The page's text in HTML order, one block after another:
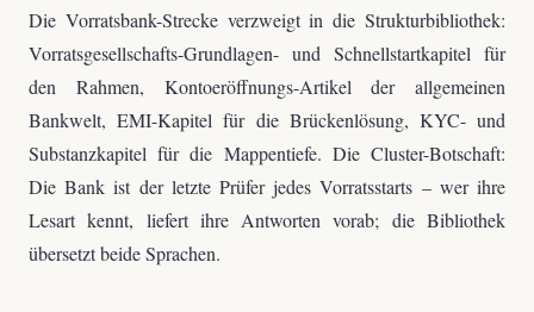
Die Vorratsbank-Strecke verzweigt in die Strukturbibliothek:
Vorratsgesellschafts-Grundlagen- und Schnellstartkapitel für
den Rahmen, Kontoeröffnungs-Artikel der allgemeinen
Bankwelt, EMI-Kapitel für die Brückenlösung, KYC- und
Substanzkapitel für die Mappentiefe. Die Cluster-Botschaft:
Die Bank ist der letzte Prüfer jedes Vorratsstarts – wer ihre
Lesart kennt, liefert ihre Antworten vorab; die Bibliothek
übersetzt beide Sprachen.